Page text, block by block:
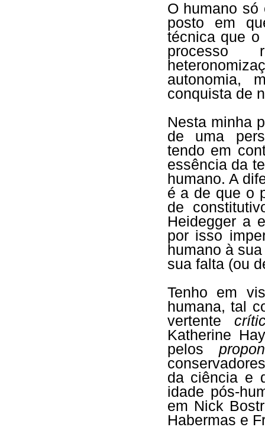
O humano
posto em
técnica que o
processo
autonomia,
conquista de
Nesta minha
de uma
tendo em
essência da
humano. A
é a de que o
de
Heidegger a
por isso
humano à
sua falta (ou
Tenho em
humana, tal
vertente
Katherine
pelos
da ciência e
idade pós-
em Nick
Habermas e